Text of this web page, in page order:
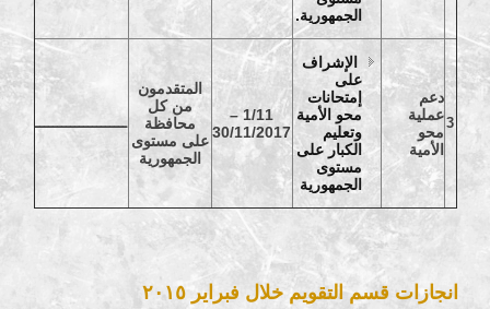
الجمهورية.
3
دعم
عملية
محو
الأمية
الإشراف
على
إمتحانات
محو الأمية
وتعليم
الكبار على
مستوى
الجمهورية
1/11 –
30/11/2017
المتقدمون
من كل
محافظة
على مستوى
الجمهورية
ـــــــــــــــــــــ
انجازات قسم التقويم خلال فبراير ٢٠١٥